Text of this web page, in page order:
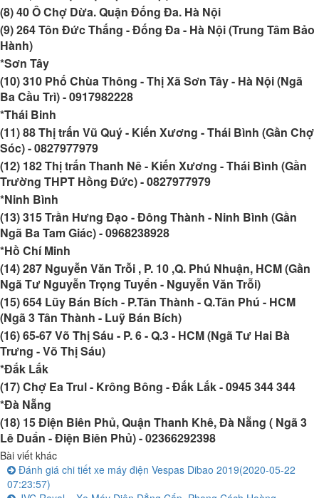
(8) 40 Ô Chợ Dừa. Quận Đống Đa. Hà Nội
(9) 264 Tôn Đức Thắng - Đống Đa - Hà Nội (Trung Tâm Bảo
Hành)
*Sơn Tây
(10) 310 Phố Chùa Thông - Thị Xã Sơn Tây - Hà Nội (Ngã
Ba Cầu Trì) -0917982228
*Thái Binh
(11) 88 Thị trấn Vũ Quý - Kiến Xương - Thái Bình (Gần Chợ
Sóc) - 0827977979
(12) 182 Thị trấn Thanh Nê - Kiến Xương - Thái Bình (Gần
Trường THPT Hồng Đức) -0827977979
*Ninh Bình
(13) 315 Trần Hưng Đạo - Đông Thành - Ninh Bình (Gần
Ngã Ba Tam Giác) -0968238928
*Hồ Chí Minh
(14) 287 Nguyễn Văn Trỗi , P. 10 ,Q. Phú Nhuận, HCM (Gần
Ngã Tư Nguyễn Trọng Tuyển - Nguyễn Văn Trỗi)
(15) 654 Lũy Bán Bích - P.Tân Thành - Q.Tân Phú - HCM
(Ngã 3 Tân Thành - Luỹ Bán Bích)
(16) 65-67 Võ Thị Sáu - P. 6 - Q.3 - HCM (Ngã Tư Hai Bà
Trưng - Võ Thị Sáu)
*Đắk Lắk
(17) Chợ Ea Trul - Krông Bông - Đắk Lắk -0945 344 344
*Đà Nẵng
(18) 15 Điện Biên Phủ, Quận Thanh Khê, Đà Nẵng ( Ngã 3
Lê Duẩn - Điện Biên Phủ) -02366292398
Bài viết khác
Đánh giá chi tiết xe máy điện Vespas Dibao 2019(2020-05-22
07:23:57)